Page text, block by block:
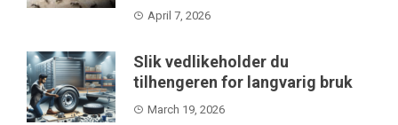
April 7, 2026
Slik vedlikeholder du
tilhengeren for langvarig bruk
March 19, 2026